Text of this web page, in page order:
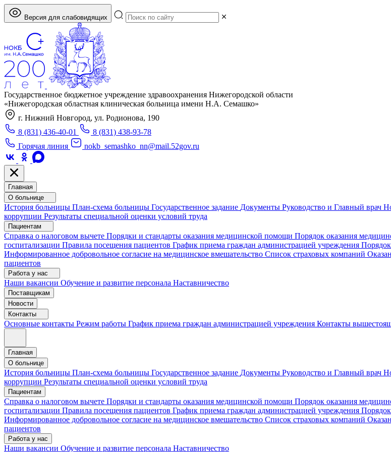
Версия для слабовидящих
Государственное бюджетное учреждение здравоохранения Нижегородской области
«Нижегородская областная клиническая больница имени Н.А. Семашко»
г. Нижний Новгород, ул. Родионова, 190
8 (831) 436-40-01
8 (831) 438-93-78
Горячая линия
nokb_semashko_nn@mail.52gov.ru
Главная
О больнице
История больницы План-схема больницы Государственное задание Документы Руководство и Главный врач
коррупции Результаты специальной оценки условий труда
Пациентам
Справка о налоговом вычете Порядки и стандарты оказания медицинской помощи Порядок оказания
госпитализации Правила посещения пациентов График приема граждан администрацией учреждения
Информированное добровольное согласие на медицинское вмешательство Список страховых компаний
пациентов
Работа у нас
Наши вакансии Обучение и развитие персонала Наставничество
Поставщикам
Новости
Контакты
Основные контакты Режим работы График приема граждан администрацией учреждения Контакты
Главная
О больнице
История больницы План-схема больницы Государственное задание Документы Руководство и Главный врач
коррупции Результаты специальной оценки условий труда
Пациентам
Справка о налоговом вычете Порядки и стандарты оказания медицинской помощи Порядок оказания
госпитализации Правила посещения пациентов График приема граждан администрацией учреждения
Информированное добровольное согласие на медицинское вмешательство Список страховых компаний
пациентов
Работа у нас
Наши вакансии Обучение и развитие персонала Наставничество